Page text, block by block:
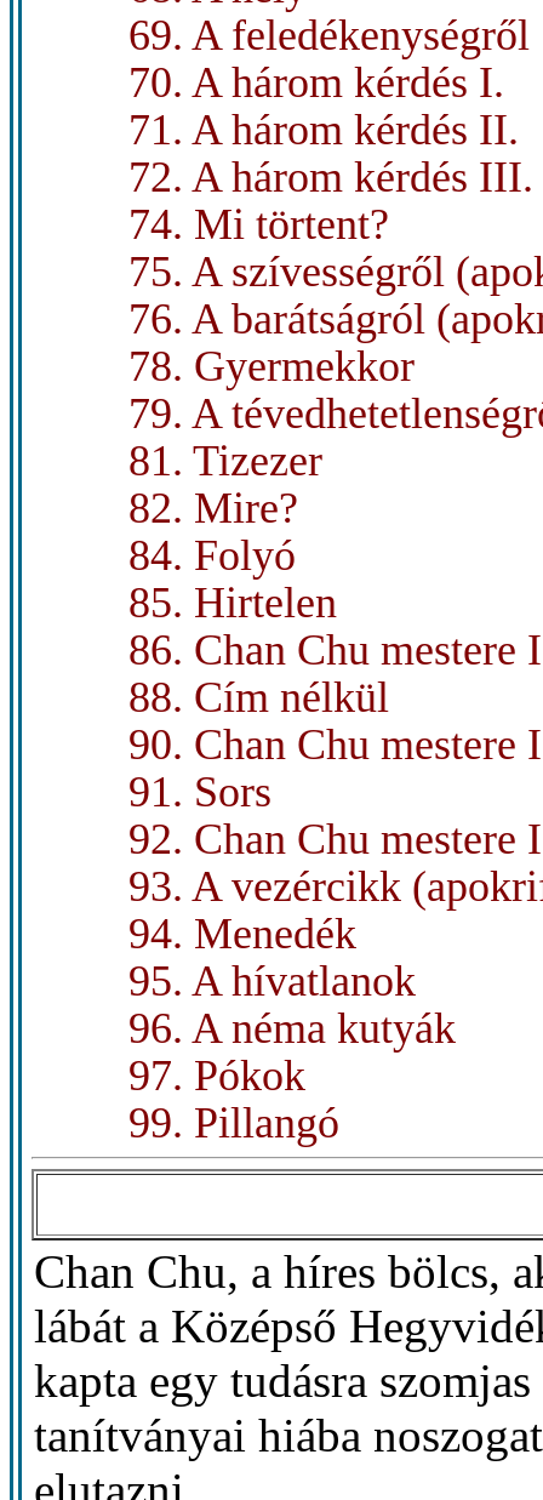
69. A feledékenységről
70. A három kérdés I.
71. A három kérdés II.
72. A három kérdés III.
74. Mi törtent?
75. A szívességről
76. A barátságról
78. Gyermekkor
79. A
81. Tizezer
82. Mire?
84. Folyó
85. Hirtelen
86. Chan Chu mestere
88. Cím nélkül
90. Chan Chu mestere
91. Sors
92. Chan Chu mestere
93. A vezércikk
94. Menedék
95. A hívatlanok
96. A néma kutyák
97. Pókok
99. Pillangó
Chan Chu, a híres bölcs,
lábát a Középső
kapta egy tudásra
tanítványai hiába